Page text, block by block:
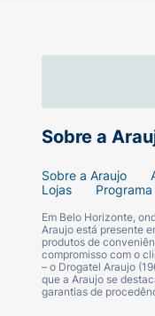
Sobre a
Sobre a Araujo
Lojas
Em Belo Horizonte,
Araujo está presente
produtos de
compromisso com o
– o Drogatel Araujo
que a Araujo se
garantias de